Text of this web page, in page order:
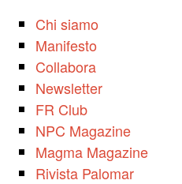
Chi siamo
Manifesto
Collabora
Newsletter
FR Club
NPC Magazine
Magma Magazine
Rivista Palomar